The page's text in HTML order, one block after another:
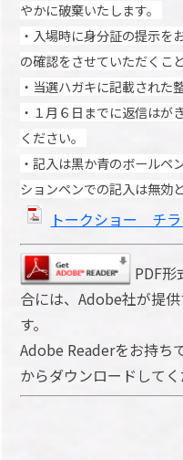
やかに破棄いたします。
・入場時に身分証の提示を
の確認をさせていただくこ
・当選ハガキに記載された
・１月６日までに返信はが
ください。
・記入は黒か青のボールペ
ショ ンペンでの記入は無効
トークショー チラ
PDF
合には、Adobe社が提
す。
Adobe Readerをお持ち
からダウンロードしてく